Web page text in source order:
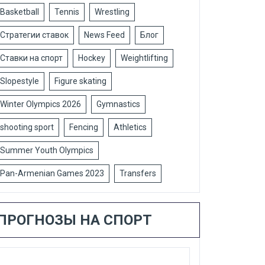
Basketball Tennis Wrestling
Стратегии ставок News Feed Блог
Ставки на спорт Hockey Weightlifting
Slopestyle Figure skating
Winter Olympics 2026 Gymnastics
shooting sport Fencing Athletics
Summer Youth Olympics
Pan-Armenian Games 2023 Transfers
НА СПОРТ